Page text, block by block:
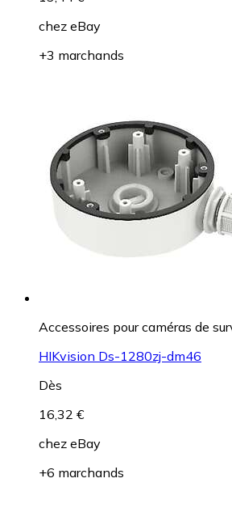
chez eBay
+3 marchands
Accessoires pour caméras de
HIKvision Ds-1280zj-dm46
Dès
16,32 €
chez eBay
+6 marchands